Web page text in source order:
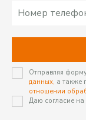
Отправляя
данных, а также
отношении
Даю согласие на